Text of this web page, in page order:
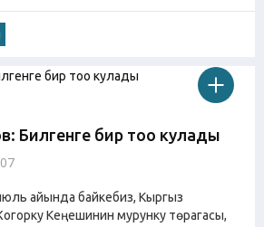
Билгенге бир тоо кулады
айында байкебиз, Кыргыз
Кеңешинин мурунку төрагасы,